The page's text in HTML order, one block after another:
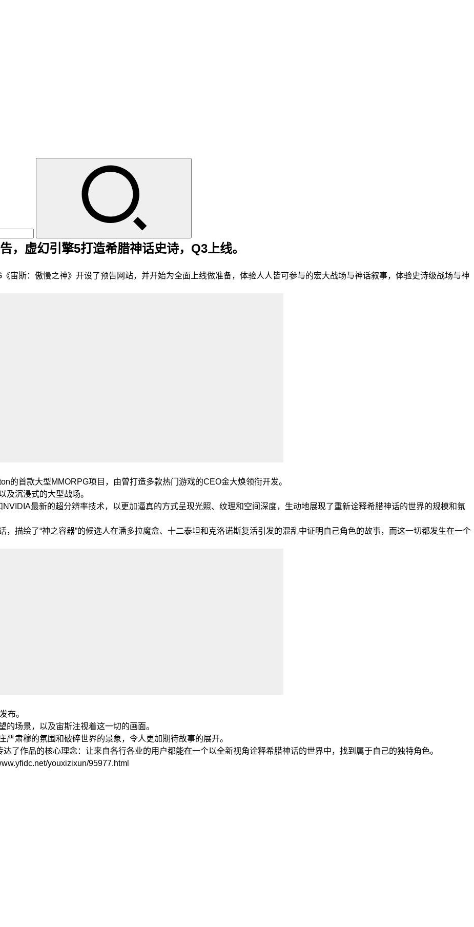
，虚幻引擎5打造希腊神话史诗，Q3上线。
宙斯：傲慢之神》开设了预告网站，并开始为全面上线做准备，体验人人皆可参与的宏大战场与神话叙事，体验史诗级战场与神
的首款大型MMORPG项目，由曾打造多款热门游戏的CEO金大焕领衔开发。
及沉浸式的大型战场。
最新的超分辨率技术，以更加逼真的方式呈现光照、纹理和空间深度，生动地展现了重新诠释希腊神话的世界的规模和氛
，描绘了“神之容器”的候选人在潘多拉魔盒、十二泰坦和克洛诺斯复活引发的混乱中证明自己角色的故事，而这一切都发生在一个
布。
场景，以及宙斯注视着这一切的画面。
肃穆的氛围和破碎世界的景象，令人更加期待故事的展开。
了作品的核心理念：让来自各行各业的用户都能在一个以全新视角诠释希腊神话的世界中，找到属于自己的独特角色。
youxizixun/95977.html